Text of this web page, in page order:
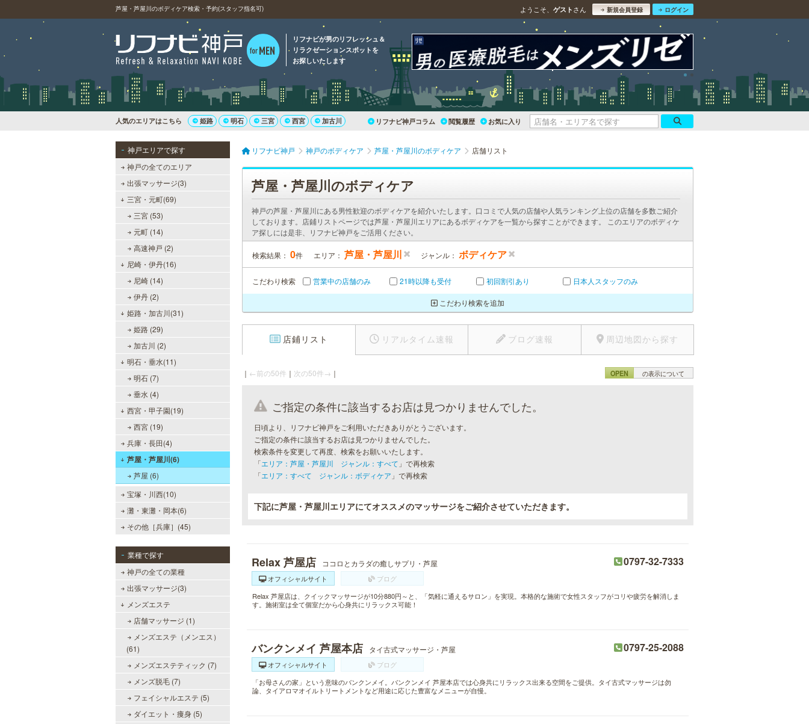
芦屋・芦屋川のボディケア検索・予約(スタッフ指名可) ようこそ、 ゲスト さん 新規会員登録 ログイン
リフナビが男のリフレッシュ＆
リラクゼーションスポットを
お探しいたします
人気のエリアはこちら 姫路 明石 三宮 西宮 加古川 リフナビ神戸コラム 閲覧履歴 お気に入り
神戸エリアで探す
神戸の全てのエリア
出張マッサージ(3)
三宮・元町(69)
三宮 (53)
元町 (14)
高速神戸 (2)
尼崎・伊丹(16)
尼崎 (14)
伊丹 (2)
姫路・加古川(31)
姫路 (29)
加古川 (2)
明石・垂水(11)
明石 (7)
垂水 (4)
西宮・甲子園(19)
西宮 (19)
兵庫・長田(4)
芦屋・芦屋川(6)
芦屋 (6)
宝塚・川西(10)
灘・東灘・岡本(6)
その他［兵庫］(45)
業種で探す
神戸の全ての業種
出張マッサージ(3)
メンズエステ
店舗マッサージ (1)
メンズエステ（メンエス）
(61)
メンズエステティック (7)
メンズ脱毛 (7)
フェイシャルエステ (5)
ダイエット・痩身 (5)
リフナビ神戸 神戸のボディケア 芦屋・芦屋川のボディケア 店舗リスト
芦屋・芦屋川のボディケア
神戸の芦屋・芦屋川にある男性歓迎のボディケアを紹介いたします。口コミで人気の店舗や人気ランキング上位の店舗を多数ご紹介
しております。店鋪リストページでは芦屋・芦屋川エリアにあるボディケアを一覧から探すことができます。 このエリアのボディケ
ア探しには是非、リフナビ神戸をご活用ください。
検索結果： 0件 エリア： 芦屋・芦屋川 ジャンル： ボディケア
こだわり検索 営業中の店舗のみ 21時以降も受付 初回割引あり 日本人スタッフのみ
こだわり検索を追加
店鋪リスト リアルタイム速報 ブログ速報 周辺地図から探す
｜ ←前の50件 ｜ 次の50件→ ｜ OPEN の表示について
ご指定の条件に該当するお店は見つかりませんでした。
日頃より、リフナビ神戸をご利用いただきありがとうございます。
ご指定の条件に該当するお店は見つかりませんでした。
検索条件を変更して再度、検索をお願いいたします。
「エリア：芦屋・芦屋川 ジャンル：すべて 」で再検索
「エリア：すべて ジャンル：ボディケア 」で再検索
下記に芦屋・芦屋川エリアにてオススメのマッサージをご紹介させていただきます。
Relax 芦屋店 ココロとカラダの癒しサプリ・芦屋 0797-32-7333
オフィシャルサイト
ブログ
Relax 芦屋店は、クイックマッサージが10分880円～と、「気軽に通えるサロン」を実現。本格的な施術で女性スタッフがコリや疲労を解消しま
す。施術室は全て個室だから心身共にリラックス可能！
バンクンメイ 芦屋本店 タイ古式マッサージ・芦屋 0797-25-2088
オフィシャルサイト
ブログ
「お母さんの家」という意味のバンクンメイ。バンクンメイ 芦屋本店では心身共にリラックス出来る空間をご提供。タイ古式マッサージは勿
論、タイアロマオイルトリートメントなど用途に応じた豊富なメニューが自慢。